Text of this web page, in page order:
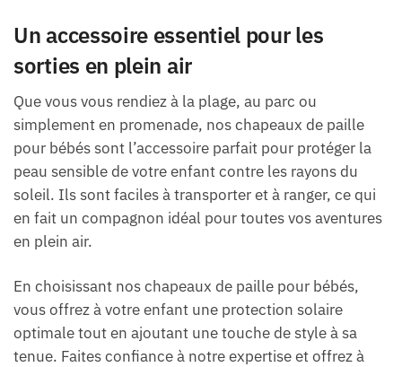
Un accessoire essentiel pour les
sorties en plein air
Que vous vous rendiez à la plage, au parc ou
simplement en promenade, nos chapeaux de paille
pour bébés sont l’accessoire parfait pour protéger la
peau sensible de votre enfant contre les rayons du
soleil. Ils sont faciles à transporter et à ranger, ce qui
en fait un compagnon idéal pour toutes vos aventures
en plein air.
En choisissant nos chapeaux de paille pour bébés,
vous offrez à votre enfant une protection solaire
optimale tout en ajoutant une touche de style à sa
tenue. Faites confiance à notre expertise et offrez à